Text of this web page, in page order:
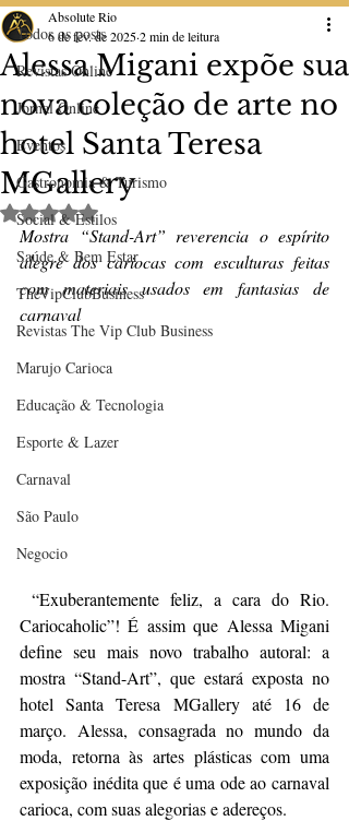
Todos os posts
Revistas Online
Jornal Online
Eventos
Gastronomia & Turismo
Social & Estilos
Saúde & Bem Estar
TheVipClubBusiness
Revistas The Vip Club Business
Marujo Carioca
Educação & Tecnologia
Esporte & Lazer
Carnaval
São Paulo
Negocio
Alessa Migani expõe sua
nova coleção de arte no
hotel Santa Teresa
MGallery
Absolute Rio
6 de fev. de 20252 min de leitura
Avaliado com NaN de 5 estrelas.
Mostra “Stand-Art” reverencia o espírito
alegre dos cariocas com esculturas feitas
com materiais usados em fantasias de
carnaval
“Exuberantemente feliz, a cara do Rio.
Cariocaholic”! É assim que Alessa Migani
define seu mais novo trabalho autoral: a
mostra “Stand-Art”, que estará exposta no
hotel Santa Teresa MGallery até 16 de
março. Alessa, consagrada no mundo da
moda, retorna às artes plásticas com uma
exposição inédita que é uma ode ao carnaval
carioca, com suas alegorias e adereços.